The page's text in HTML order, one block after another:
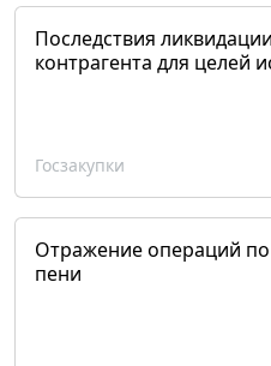
Последствия
контрагента для целей
Госзакупки
Отражение операций
пени